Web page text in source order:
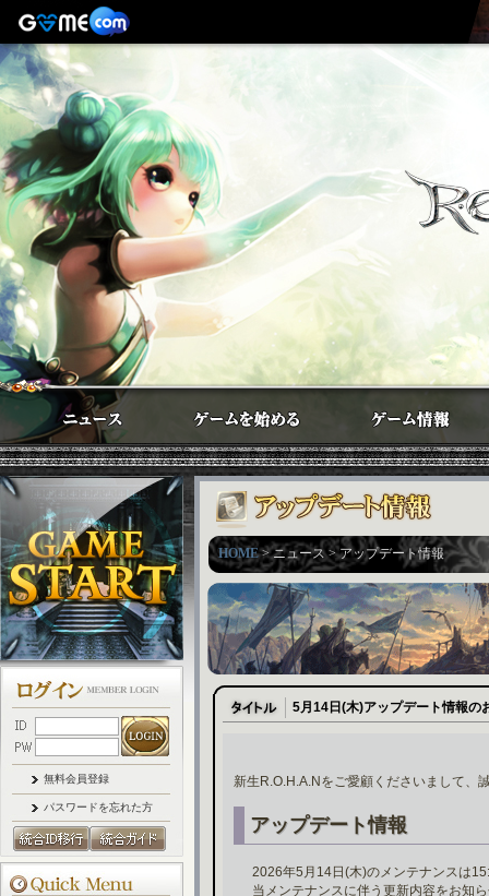
無料会員登録
パスワードを忘れた方
HOME> ニュース > アップデート情報
5月14日(木)アップデート情報の
新生R.O.H.A.Nをご愛顧くださいまして、
アップデート情報
2026年5月14日(木)のメンテナンスは
当メンテナンスに伴う更新内容をお知